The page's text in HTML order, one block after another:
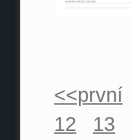
<<první
12
13